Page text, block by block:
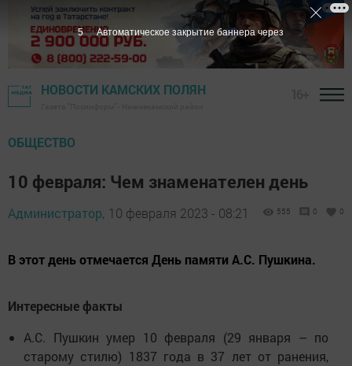
НОВОСТИ КАМСКИХ ПОЛЯН
ОБЩЕСТВО
10 февраля: Чем знаменателен день
Администратор, 10 февраля 2023 - 08:21 555 0 0
В этот день отмечается День памяти А.С. Пушкина.
Интересные факты
А.С. Пушкин умер 10 февраля (29 января – по
старому стилю) 1837 года в 37 лет от ранения,
4 Автоматическое закрытие баннера через